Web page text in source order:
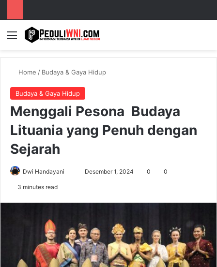
Menu
Home / Budaya & Gaya Hidup
Budaya & Gaya Hidup
Menggali Pesona Budaya
Lituania yang Penuh dengan
Sejarah
Dwi Handayani
n
e
m
a
Desember 1, 2024 0 0
3 minutes read